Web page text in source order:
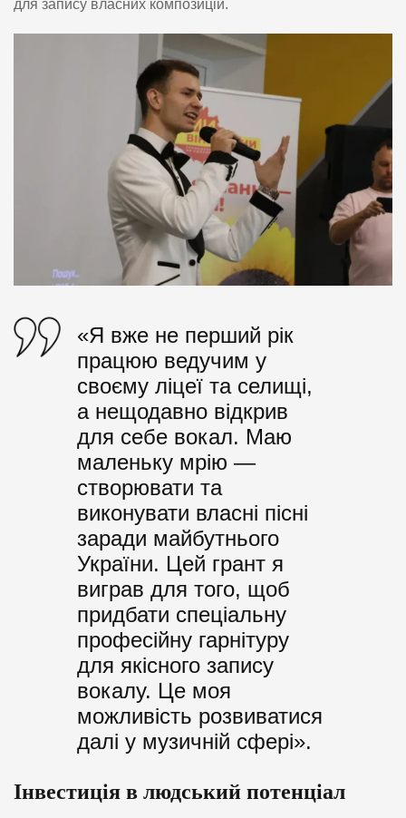
для запису власних композицій.
«Я вже не перший рік
працюю ведучим у
своєму ліцеї та селищі,
а нещодавно відкрив
для себе вокал. Маю
маленьку мрію —
створювати та
виконувати власні пісні
заради майбутнього
України. Цей грант я
виграв для того, щоб
придбати спеціальну
професійну гарнітуру
для якісного запису
вокалу. Це моя
можливість розвиватися
далі у музичній сфері».
Інвестиція в людський потенціал